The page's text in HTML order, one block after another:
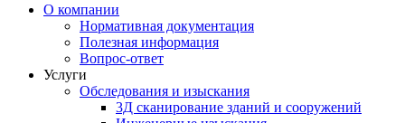
О компании
Нормативная документация
Полезная информация
Вопрос-ответ
Услуги
Обследования и изыскания
3Д сканирование зданий и сооружений